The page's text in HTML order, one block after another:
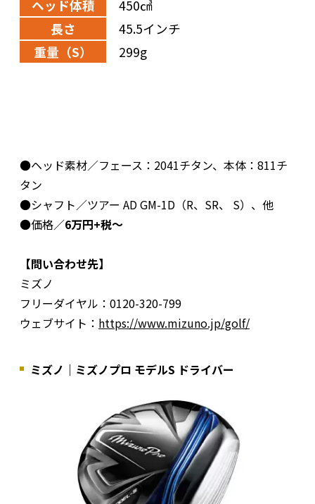
ヘッド体積
450㎤
長さ
45.5インチ
重量（S）
299g
●ヘッド素材／フェース：2041チタン、本体：811チ
タン
●シャフト／ツアー AD GM-1D（R、SR、 S）、他
●価格／6万円+税～
【問い合わせ先】
ミズノ
フリーダイヤル：0120-320-799
ウェブサイト： https://www.mizuno.jp/golf/
ミズノ｜ミズノプロ モデルS ドライバー